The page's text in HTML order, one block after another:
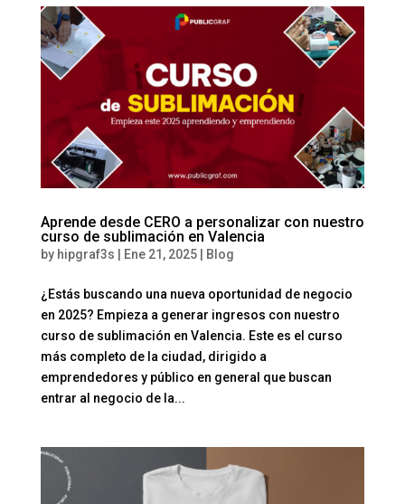
Aprende desde CERO a personalizar con nuestro
curso de sublimación en Valencia
by hipgraf3s Ene 21, 2025| Blog
¿Estás buscando una nueva oportunidad de negocio
en 2025? Empieza a generar ingresos con nuestro
curso de sublimación en Valencia. Este es el curso
más completo de la ciudad, dirigido a
emprendedores y público en general que buscan
entrar al negocio de la...